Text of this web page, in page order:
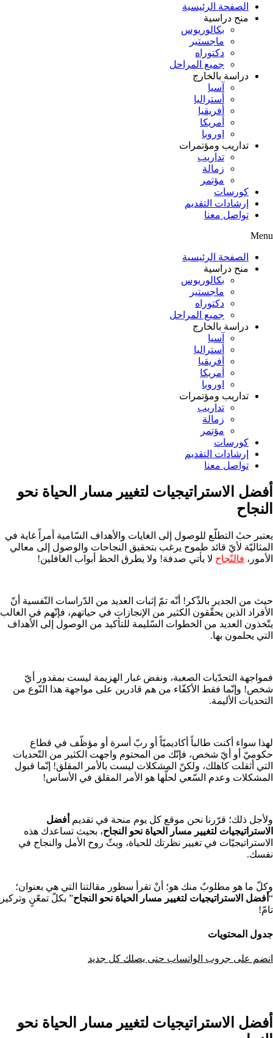
الصفحة الرئيسية
منح دراسية
بكالوريوس
ماجستير
دكتوراه
جميع المراحل
دراسة بالخارج
آسيا
أستراليا
أفريقيا
أمريكا
اوروبا
تداريب ومؤتمرات
تداريب
زمالة
مؤتمر
كورسات
إرشادات التقديم
تواصل معنا
Menu
الصفحة الرئيسية
منح دراسية
بكالوريوس
ماجستير
دكتوراه
جميع المراحل
دراسة بالخارج
آسيا
أستراليا
أفريقيا
أمريكا
اوروبا
تداريب ومؤتمرات
تداريب
زمالة
مؤتمر
كورسات
إرشادات التقديم
تواصل معنا
أفضل الاستراتيجيات لتغيير مسار الحياة نحو
النجاح
یعتبر حبٔ التطلّع للوصول إلى الغايات والأهداف السّامية أمراً غاية في
المثاليّة لأيّ قائد طموح يرغب بتحقيق النجاحات والوصول إلى معالي
الأمور، فالنّجاح لا يأتي صدفة! ولا يطرق الحظ أبواب الغافلين!
حيث من الجدير بالذّكر! أنّه تمّ إثبات العديد من الدّراسات النّفسية أنّ
الأفراد الذين يحقّقون الكثير من الإنجازات في حياتهم، فإنّهم في الغالب
يتّخذون العديد من الخطوات السّليمة للتأكيد من الوصول إلى الأهداف
التي يحلمون بها.
فمواجهة التحدّيات الصعبة، ونفض غبار الهزيمة ليست بمقدور أيّ
شخص! وإنّما فقط الأكفّاء من هم قادرين على مواجهة هذا النّوع من
التحديات الأليمة.
لهذا سواء أكنت طالباً أكاديميّاً أو ربّ أسرة أو مؤظّف في قطاع
حكوميّ أو أيّ شخص، فإنّك من المحتوم واجهت الكثير من التّحديات
التي أثقلت كاهلك، ولكنّ المشكلات ليست بالأمر المقلق! إنّما قبول
المشكلات وعدم السّعي لحلّها هو الأمر المقلق في الأساس!
ولأجل ذلك؛ قرّرنا نحن موقع كل يوم منحة في تقديم أفضل
الاستراتيجيات لتغيير مسار الحياة نحو النجاح، بحيث تساعدك هذه
الاستراتيجيّات في تغيير نظرتك للحياة، وبثّ روح الأمل والنجاح في
نفسك.
وكلّ ما هو مطلوبٌ منك هو؛ أنْ تقرأ سطور مقالتنا التي هي بعنوان؛
“ أفضل الاستراتيجيات لتغيير مسار الحياة نحو النجاح” بكلّ تمعّنٍ وتركيز
تامّ!
جدول المحتويات
انضم على جروب الواتساب حتى يصلك كل جديد
أفضل الاستراتيجيات لتغيير مسار الحياة نحو